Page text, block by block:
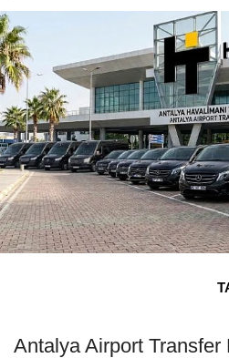
Antalya Airport Transfer